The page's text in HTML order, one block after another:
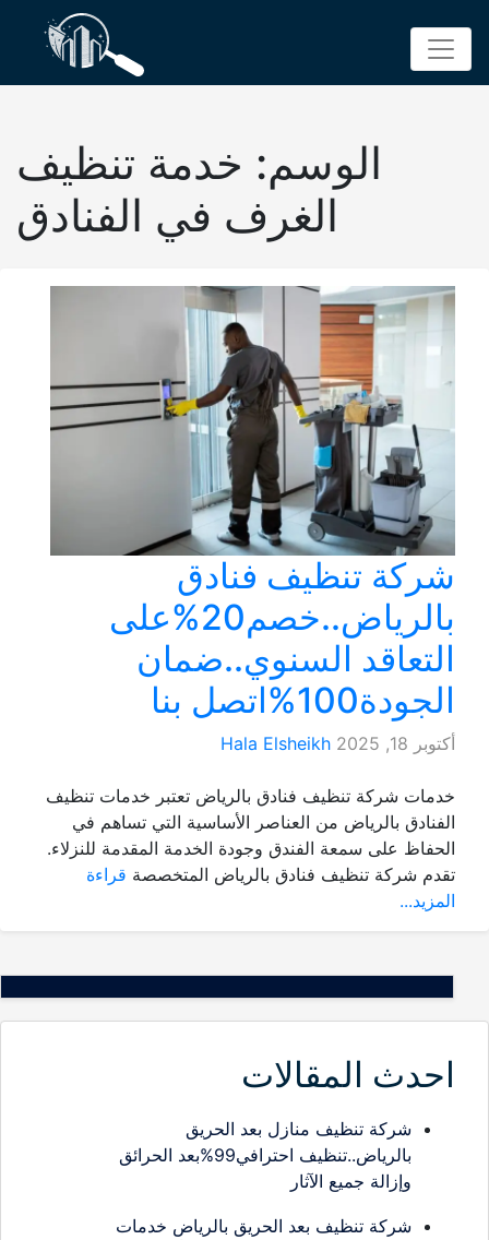
الوسم: خدمة تنظيف
الغرف في الفنادق
شركة تنظيف فنادق
بالرياض..خصم20%على
التعاقد السنوي..ضمان
الجودة100%اتصل بنا
أكتوبر 18, 2025 Hala Elsheikh
خدمات شركة تنظيف فنادق بالرياض تعتبر خدمات تنظيف
الفنادق بالرياض من العناصر الأساسية التي تساهم في
الحفاظ على سمعة الفندق وجودة الخدمة المقدمة للنزلاء.
تقدم شركة تنظيف فنادق بالرياض المتخصصة قراءة
المزيد...
احدث المقالات
شركة تنظيف منازل بعد الحريق
بالرياض..تنظيف احترافي99%بعد الحرائق
وإزالة جميع الآثار
شركة تنظيف بعد الحريق بالرياض خدمات